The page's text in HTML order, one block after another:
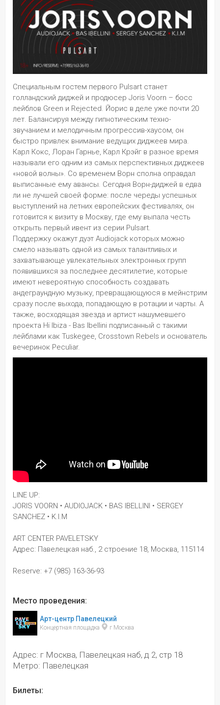
Специальным гостем первого Pulsart станет
голландский диджей и продюсер Joris Voorn – босс
лейблов Green и Rejected. Йорис в деле уже почти 20
лет. Балансируя между гипнотическим техно-
звучанием и мелодичным прогрессив-хаусом, он
быстро привлек внимание ведущих диджеев мира.
Карл Кокс, Лоран Гарнье, Карл Крэйг в разное время
называли его одним из самых перспективных диджеев
«новой волны». Со временем Ворн сполна оправдал
выписанные ему авансы. Сегодня Ворн-диджей в едва
ли не лучшей своей форме: после череды успешных
выступлений на летних европейских фестивалях, он
готовится к визиту в Москву, где ему выпала честь
открыть первый ивент из серии Pulsart.
Поддержку окажут дуэт Audiojack которых можно
смело называть одной из самых талантливых и
захватывающе увлекательных электронных групп
появившихся за последнее десятилетие, которые
имеют невероятную способность создавать
андеграундную музыку, превращающуюся в мейнстрим
сразу после выхода, попадающую в ротации и чарты. А
также, восходящая звезда и артист нашумевшего
проекта Hï Ibiza - Bas Ibellini подписанный с такими
лейблами как Tuskegee, Crosstown Rebels и основатель
вечеринок Peculiar.
LINE UP:
JORIS VOORN • AUDIOJACK • BAS IBELLINI • SERGEY
SANCHEZ • K.I.M
ART CENTER PAVELETSKY
Адрес: Павелецкая наб., 2 строение 18, Москва, 115114
Reserve: +7 (985) 163-36-93
Место проведения:
Арт-центр Павелецкий
Концертная площадка г Москва
Адрес: г Москва, Павелецкая наб, д 2, стр 18
Метро: Павелецкая
Билеты: